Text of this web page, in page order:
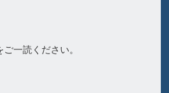
一読ください。